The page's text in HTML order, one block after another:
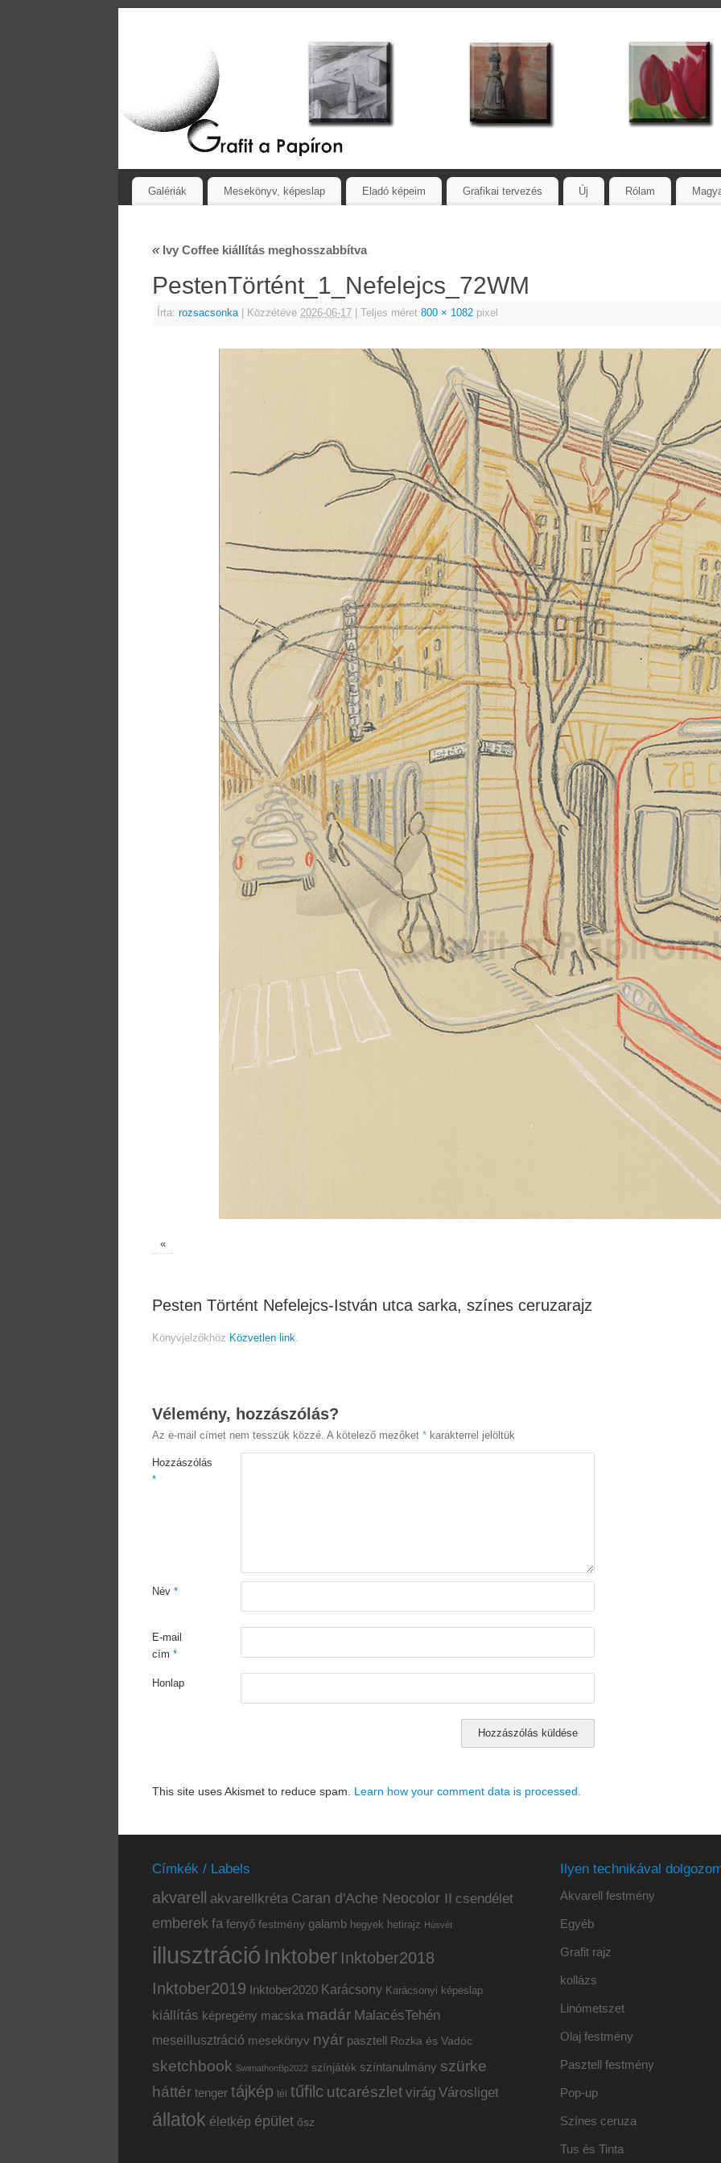
Galériák Mesekönyv, képeslap Eladó képeim Grafikai tervezés Új Rólam
«Ivy Coffee kiállítás meghosszabbítva
PestenTörtént_1_Nefelejcs_72WM
Írta: rozsacsonka Közzétéve 2026-06-17 Teljes méret 800 × 1082 pixel
«
Pesten Történt Nefelejcs-István utca sarka, színes ceruzarajz
Könyvjelzőkhöz Közvetlen link.
Vélemény, hozzászólás?
Az e-mail címet nem tesszük közzé. A kötelező mezőket * karakterrel jelöltük
Hozzászólás
*
Név *
E-mail
cím *
Honlap
This site uses Akismet to reduce spam. Learn how your comment data is processed.
Címkék / Labels
akvarell akvarellkréta Caran d'Ache Neocolor II csendélet
emberek fa fenyő festmény galamb hegyek hetirajz Húsvét
illusztráció Inktober Inktober2018
Inktober2019 Inktober2020 Karácsony Karácsonyi képeslap
kiállítás képregény macska madár MalacésTehén
meseillusztráció mesekönyv nyár pasztell Rozka és Vadóc
sketchbook SwimathonBp2022 színjáték színtanulmány szürke
háttér tenger tájkép tél tűfilc utcarészlet virág Városliget
állatok életkép épület ősz
Ilyen technikával
Akvarell festmény
Egyéb
Grafit rajz
kollázs
Linómetszet
Olaj festmény
Pasztell festmény
Pop-up
Színes ceruza
Tus és Tinta